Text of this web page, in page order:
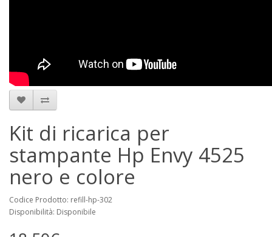
Kit di ricarica per
stampante Hp Envy 4525
nero e colore
Codice Prodotto: refill-hp-302
Disponibilità: Disponibile